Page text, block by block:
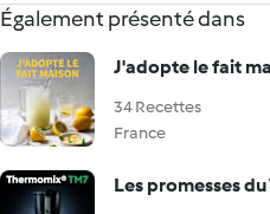
Également présenté dans
J'adopte le fait
34 Recettes
France
Les promesses